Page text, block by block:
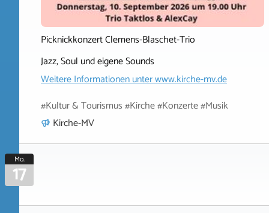
Picknickkonzert Clemens-Blaschet-Trio
Jazz, Soul und eigene Sounds
Weitere Informationen unterwww.kirche-mv.de
#Kultur & Tourismus #Kirche #Konzerte #Musik
Kirche-MV
Mo.
17